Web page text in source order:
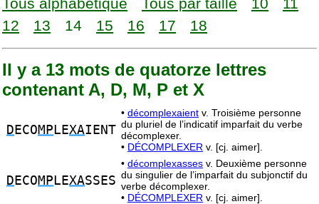
12
13 14 15 16 17 18
Il y a 13 mots de quatorze lettres
contenant A, D, M, P et X
D ECOMP LEXAIENT
• décomplexaient v. Troisième personne
du pluriel de l’indicatif imparfait du verbe
décomplexer.
• DÉCOMPLEXER v. [cj. aimer].
D ECOMP LEXASSES
• décomplexasses v. Deuxième personne
du singulier de l’imparfait du subjonctif du
verbe décomplexer.
• DÉCOMPLEXER v. [cj. aimer].